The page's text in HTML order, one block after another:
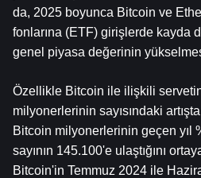
da, 2025 boyunca Bitcoin ve
fonlarına (ETF) girişlerde kayda
genel piyasa değerinin
Özellikle Bitcoin ile ilişkili
milyonerlerinin sayısındaki
Bitcoin milyonerlerinin geçen yıl
sayının 145.100'e ulaştığını
Bitcoin'in Temmuz 2024 ile